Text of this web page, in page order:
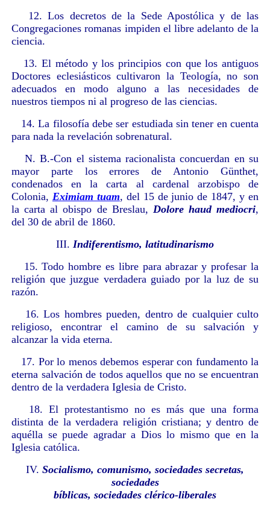
12. Los decretos de la Sede Apostólica y de las
Congregaciones romanas impiden el libre adelanto de la
ciencia.
13. El método y los principios con que los antiguos
Doctores eclesiásticos cultivaron la Teología, no son
adecuados en modo alguno a las necesidades de
nuestros tiempos ni al progreso de las ciencias.
14. La filosofía debe ser estudiada sin tener en cuenta
para nada la revelación sobrenatural.
N. B.-Con el sistema racionalista concuerdan en su
mayor parte los errores de Antonio Günthet,
condenados en la carta al cardenal arzobispo de
Colonia, Eximiam tuam, del 15 de junio de 1847, y en
la carta al obispo de Breslau, Dolore haud mediocri,
del 30 de abril de 1860.
III. Indiferentismo, latitudinarismo
15. Todo hombre es libre para abrazar y profesar la
religión que juzgue verdadera guiado por la luz de su
razón.
16. Los hombres pueden, dentro de cualquier culto
religioso, encontrar el camino de su salvación y
alcanzar la vida eterna.
17. Por lo menos debemos esperar con fundamento la
eterna salvación de todos aquellos que no se encuentran
dentro de la verdadera Iglesia de Cristo.
18. El protestantismo no es más que una forma
distinta de la verdadera religión cristiana; y dentro de
aquélla se puede agradar a Dios lo mismo que en la
Iglesia católica.
IV. Socialismo, comunismo, sociedades secretas,
sociedades
bíblicas, sociedades clérico-liberales